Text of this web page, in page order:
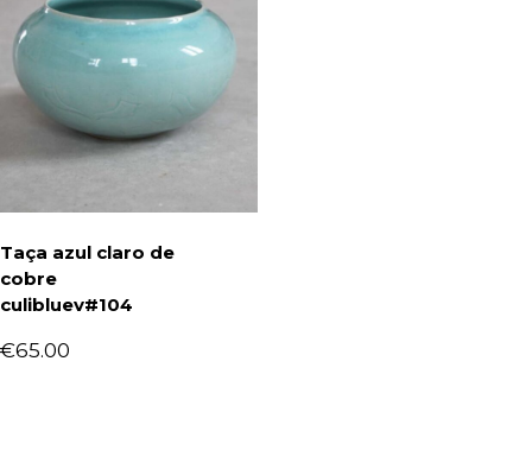
Taça azul claro de
cobre
culibluev#104
65.00
€